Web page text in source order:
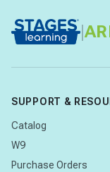
|
SUPPORT &
Catalog
W9
Purchase Orders